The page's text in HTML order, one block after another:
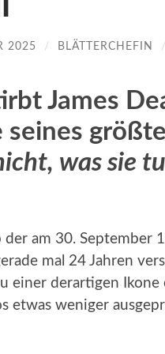
2025 / BLÄTTERCHEFIN /
James
seines
was sie
der am 30. September
mal 24 Jahren
einer derartigen
etwas weniger